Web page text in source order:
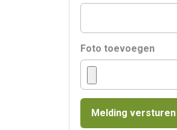
Foto toevoegen
Melding versturen